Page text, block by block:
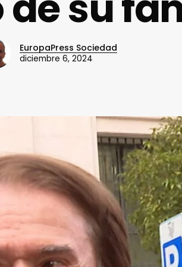
EuropaPress Sociedad
diciembre 6, 2024